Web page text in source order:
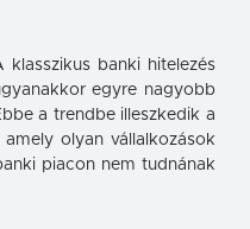
banki hitelezés
egyre nagyobb
a trendbe illeszkedik a
olyan vállalkozások
piacon nem tudnának